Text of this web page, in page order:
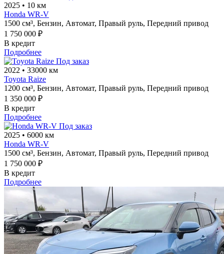
2025 • 10 км
Honda WR-V
1500 см³, Бензин, Автомат, Правый руль, Передний привод
1 750 000 ₽
В кредит
Подробнее
Под заказ
2022 • 33000 км
Toyota Raize
1200 см³, Бензин, Автомат, Правый руль, Передний привод
1 350 000 ₽
В кредит
Подробнее
Под заказ
2025 • 6000 км
Honda WR-V
1500 см³, Бензин, Автомат, Правый руль, Передний привод
1 750 000 ₽
В кредит
Подробнее